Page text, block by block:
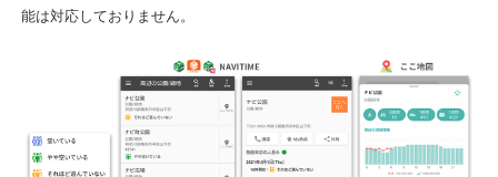
能は対応しておりません。